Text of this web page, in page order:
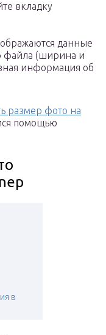
вкладку
данные
файла (ширина и
информация об
размер фото на
помощью
в